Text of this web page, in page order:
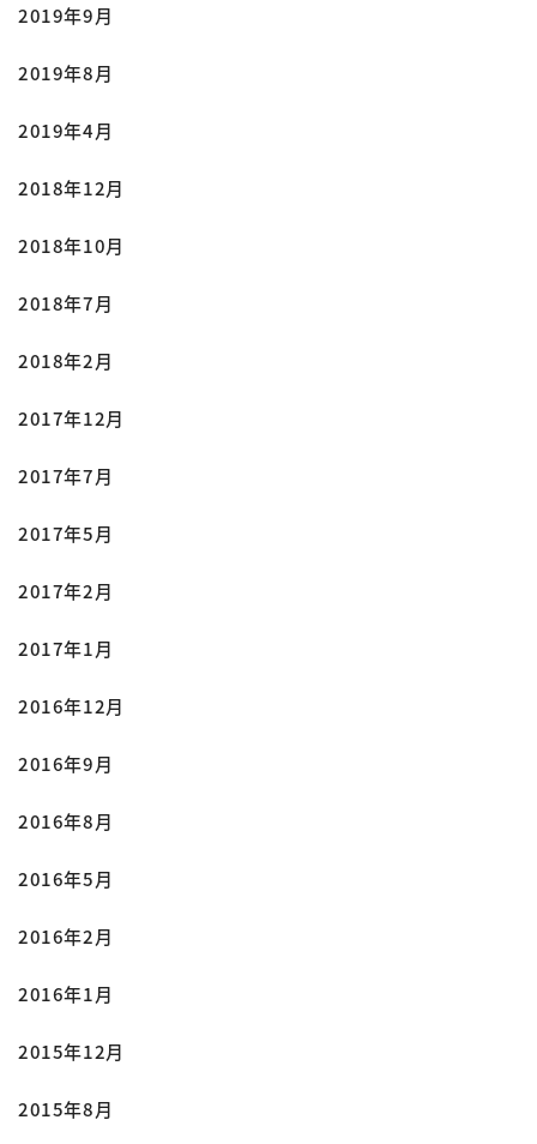
2019年9月
2019年8月
2019年4月
2018年12月
2018年10月
2018年7月
2018年2月
2017年12月
2017年7月
2017年5月
2017年2月
2017年1月
2016年12月
2016年9月
2016年8月
2016年5月
2016年2月
2016年1月
2015年12月
2015年8月